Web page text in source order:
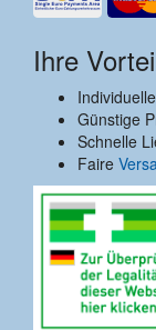
Ihre
Günstige
Schnelle
Faire